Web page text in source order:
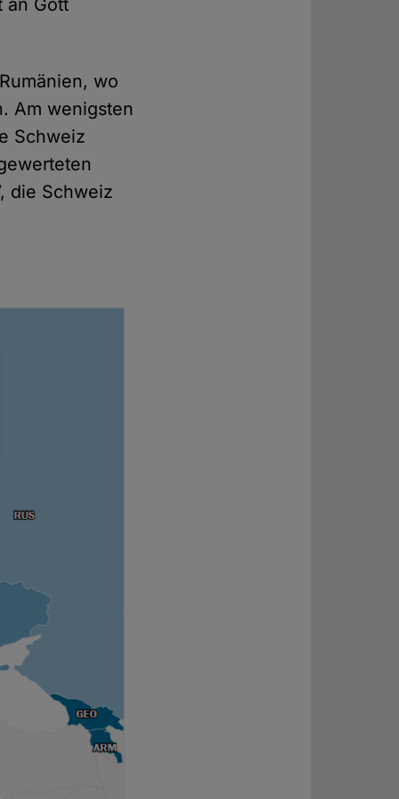
an Gott
wo
Am wenigsten
Schweiz
die Schweiz